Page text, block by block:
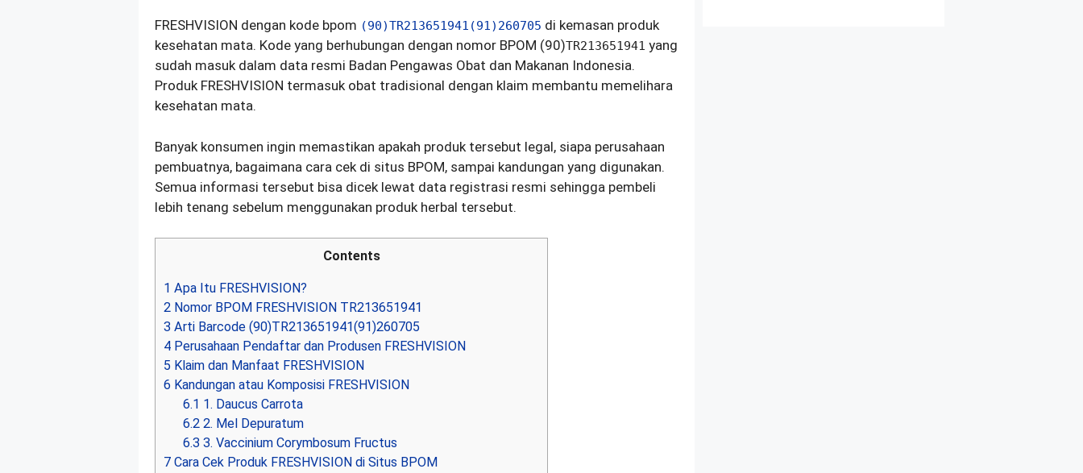
FRESHVISION dengan kode bpom (90)TR213651941(91)260705 di kemasan produk
kesehatan mata. Kode yang berhubungan dengan nomor BPOM (90)TR213651941 yang
sudah masuk dalam data resmi Badan Pengawas Obat dan Makanan Indonesia.
Produk FRESHVISION termasuk obat tradisional dengan klaim membantu memelihara
kesehatan mata.
Banyak konsumen ingin memastikan apakah produk tersebut legal, siapa perusahaan
pembuatnya, bagaimana cara cek di situs BPOM, sampai kandungan yang digunakan.
Semua informasi tersebut bisa dicek lewat data registrasi resmi sehingga pembeli
lebih tenang sebelum menggunakan produk herbal tersebut.
Contents
1 Apa Itu FRESHVISION?
2 Nomor BPOM FRESHVISION TR213651941
3 Arti Barcode (90)TR213651941(91)260705
4 Perusahaan Pendaftar dan Produsen FRESHVISION
5 Klaim dan Manfaat FRESHVISION
6 Kandungan atau Komposisi FRESHVISION
6.1 1. Daucus Carrota
6.2 2. Mel Depuratum
6.3 3. Vaccinium Corymbosum Fructus
7 Cara Cek Produk FRESHVISION di Situs BPOM